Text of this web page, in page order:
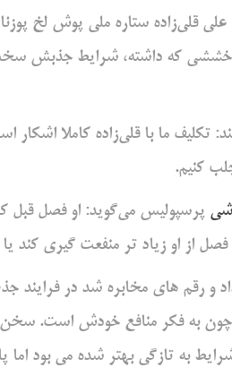
قلی‌زاده ستاره ملی پوش لخ
که داشته، شرایط جذبش سخت
تکلیف ما با قلی‌زاده کاملا
کنیم.
پرسپولیس می‌گوید: او فصل قبل
از او زیاد تر منفعت گیری کند
و رقم های مخابره شد در فرایند
چون به فکر منافع خودش است.
به تازگی بهتر شده می بود اما